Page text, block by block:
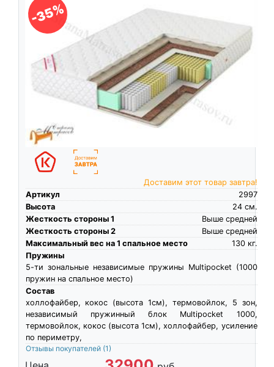
-35%
Доставим этот товар завтра!
Артикул
2997
Высота
см.
24
Жесткость стороны 1
Выше средней
Жесткость стороны 2
Выше средней
Максимальный вес на 1 спальное место
кг.
130
Пружины
5-ти зональные независимые пружины Multipocket (1000
пружин на спальное место)
Состав
холлофайбер, кокос (высота 1см), термовойлок, 5 зон,
независимый пружинный блок Multipocket 1000,
термовойлок, кокос (высота 1см), холлофайбер, усиление
по периметру,
Отзывы покупателей (1)